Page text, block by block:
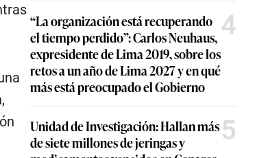
“La organización está recuperando
el tiempo perdido”: Carlos Neuhaus,
expresidente de Lima 2019, sobre los
retos a un año de Lima 2027 y en qué
más está preocupado el Gobierno
4
Unidad de Investigación: Hallan más
de siete millones de jeringas y
5